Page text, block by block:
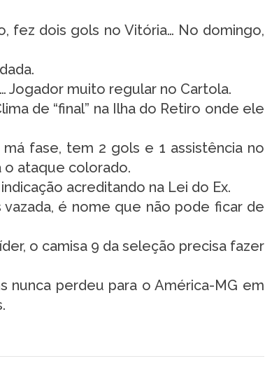
fez dois gols no Vitória… No domingo,
Jogador muito regular no Cartola.
de “final” na Ilha do Retiro onde ele
fase, tem 2 gols e 1 assistência no
o ataque colorado.
acreditando na Lei do Ex.
vazada, é nome que não pode ficar de
o camisa 9 da seleção precisa fazer
nunca perdeu para o América-MG em